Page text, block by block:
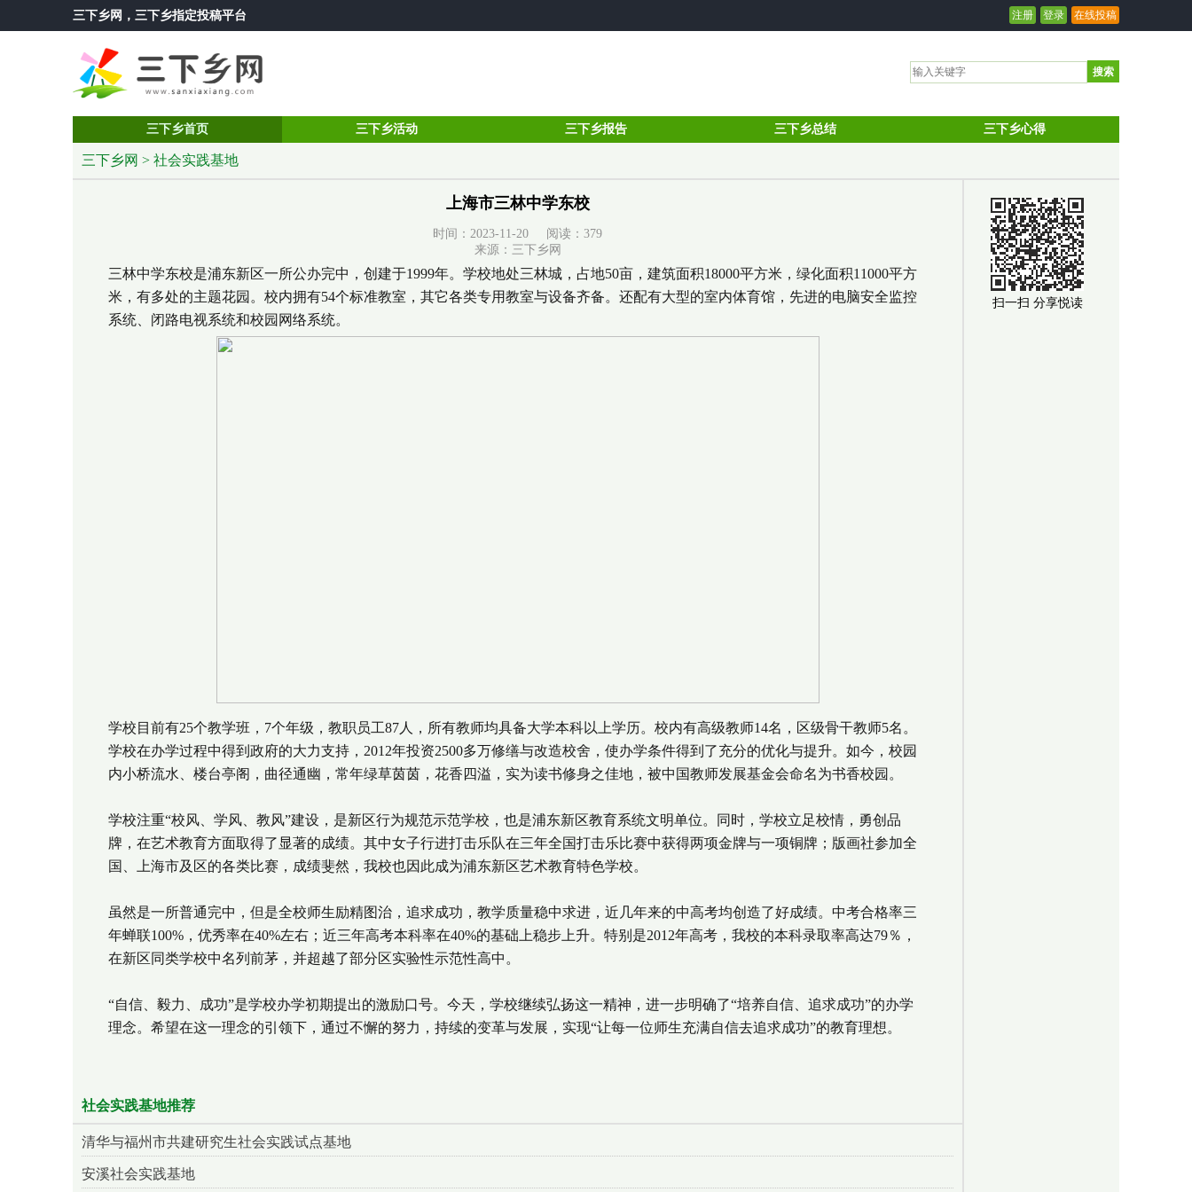
注册 登录 在线投稿
三下乡网 ，三下乡指定投稿平台
搜索
三下乡首页 三下乡活动 三下乡报告 三下乡总结 三下乡心得
三下乡网 > 社会实践基地
上海市三林中学东校
时间：2023-11-20 阅读： 379
来源：三下乡网
三林中学东校是浦东新区一所公办完中，创建于1999年。学校地处三林城，占地50亩，建筑面积18000平方米，绿化面积11000平方
米，有多处的主题花园。校内拥有54个标准教室，其它各类专用教室与设备齐备。还配有大型的室内体育馆，先进的电脑安全监控
系统、闭路电视系统和校园网络系统。
学校目前有25个教学班，7个年级，教职员工87人，所有教师均具备大学本科以上学历。校内有高级教师14名，区级骨干教师5名。
学校在办学过程中得到政府的大力支持，2012年投资2500多万修缮与改造校舍，使办学条件得到了充分的优化与提升。如今，校园
内小桥流水、楼台亭阁，曲径通幽，常年绿草茵茵，花香四溢，实为读书修身之佳地，被中国教师发展基金会命名为书香校园。
学校注重“校风、学风、教风”建设，是新区行为规范示范学校，也是浦东新区教育系统文明单位。同时，学校立足校情，勇创品
牌，在艺术教育方面取得了显著的成绩。其中女子行进打击乐队在三年全国打击乐比赛中获得两项金牌与一项铜牌；版画社参加全
国、上海市及区的各类比赛，成绩斐然，我校也因此成为浦东新区艺术教育特色学校。
虽然是一所普通完中，但是全校师生励精图治，追求成功，教学质量稳中求进，近几年来的中高考均创造了好成绩。中考合格率三
年蝉联100%，优秀率在40%左右；近三年高考本科率在40%的基础上稳步上升。特别是2012年高考，我校的本科录取率高达79％，
在新区同类学校中名列前茅，并超越了部分区实验性示范性高中。
“自信、毅力、成功”是学校办学初期提出的激励口号。今天，学校继续弘扬这一精神，进一步明确了“培养自信、追求成功”的办学
理念。希望在这一理念的引领下，通过不懈的努力，持续的变革与发展，实现“让每一位师生充满自信去追求成功”的教育理想。
社会实践基地推荐
清华与福州市共建研究生社会实践试点基地
安溪社会实践基地
扫一扫 分享悦读